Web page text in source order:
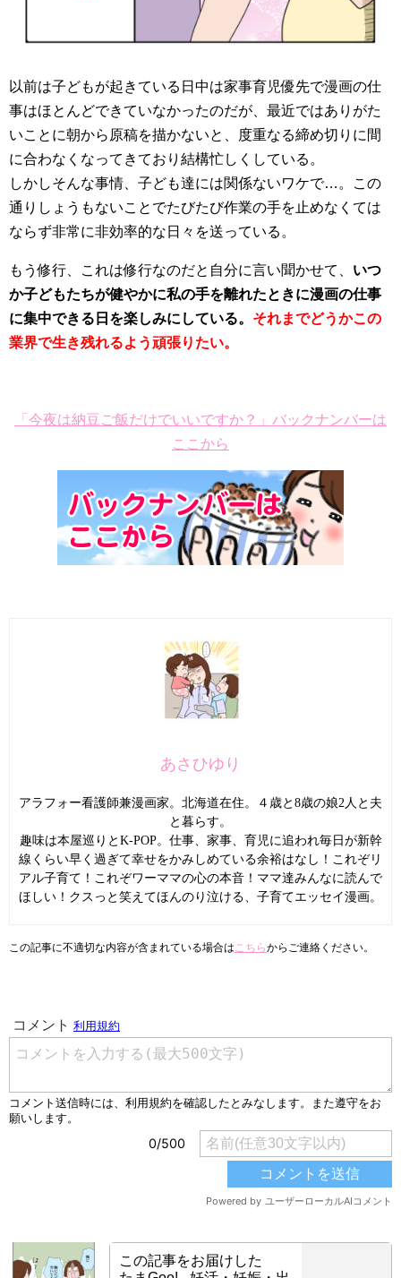
以前は子どもが起きている日中は家事育児優先で漫画の仕
事はほとんどできていなかったのだが、最近ではありがた
いことに朝から原稿を描かないと、度重なる締め切りに間
に合わなくなってきており結構忙しくしている。
しかしそんな事情、子ども達には関係ないワケで…。この
通りしょうもないことでたびたび作業の手を止めなくては
ならず非常に非効率的な日々を送っている。
もう修行、これは修行なのだと自分に言い聞かせて、 いつ
か子どもたちが健やかに私の手を離れたときに漫画の仕事
に集中できる日を楽しみにしている。 それまでどうかこの
業界で生き残れるよう頑張りたい。
「今夜は納豆ご飯だけでいいですか？」バックナンバーは
ここから
あさひゆり
アラフォー看護師兼漫画家。北海道在住。４歳と8歳の娘2人と夫
と暮らす。
趣味は本屋巡りとK-POP。仕事、家事、育児に追われ毎日が新幹
線くらい早く過ぎて幸せをかみしめている余裕はなし！これぞリ
アル子育て！これぞワーママの心の本音！ママ達みんなに読んで
ほしい！クスっと笑えてほんのり泣ける、子育てエッセイ漫画。
この記事に不適切な内容が含まれている場合はこちらからご連絡ください。
この記事をお届けした